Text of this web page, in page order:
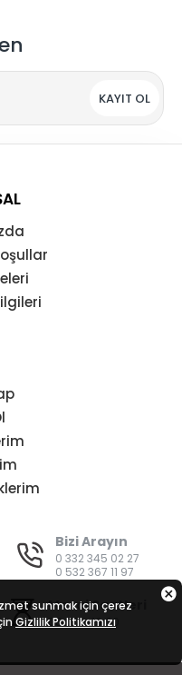
KAYIT OL
Bizi Arayın
0 332 345 02 27
0 532 367 11 97
Mesai Saatleri
08:00 - 19:00
sunmak için çerez
Gizlilik Politikamızı